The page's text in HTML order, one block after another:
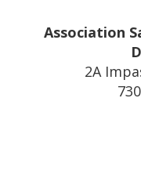
Association
2A